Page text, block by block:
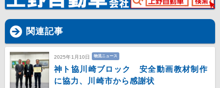
関連記事
2025年1月10日 物流ニュース
神ト協川崎ブロック 安全動画教材制作
に協力、川崎市から感謝状